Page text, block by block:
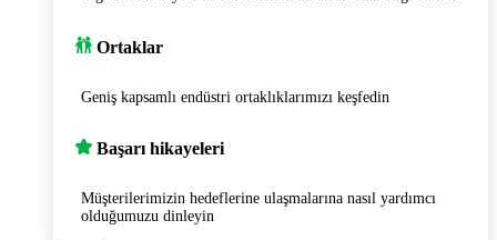
Ortaklar
Geniş kapsamlı endüstri ortaklıklarımızı keşfedin
Başarı hikayeleri
Müşterilerimizin hedeflerine ulaşmalarına nasıl yardımcı
olduğumuzu dinleyin